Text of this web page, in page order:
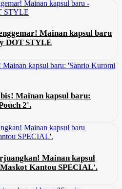
Mainan kapsul baru
DOT STYLE
Mainan kapsul baru:
2'.
Mainan kapsul
Kantou SPECIAL'.